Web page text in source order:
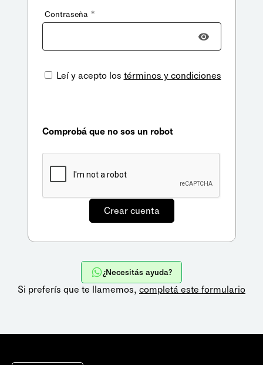
Contraseña *
Leí y acepto los términos y condiciones
Comprobá que no sos un robot
¿Necesitás ayuda?
Si preferís que te llamemos, completá este formulario